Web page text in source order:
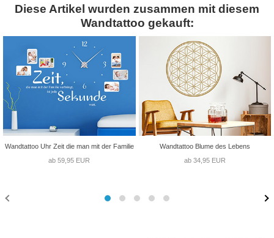
Diese Artikel wurden zusammen mit diesem
Wandtattoo gekauft:
Wandtattoo Uhr Zeit die man mit der Familie
ab 59,95 EUR
Wandtattoo Blume des Lebens
ab 34,95 EUR